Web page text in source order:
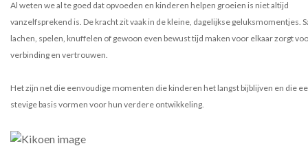
Al weten we al te goed dat opvoeden en kinderen helpen groeien is niet altijd
vanzelfsprekend is. De kracht zit vaak in de kleine, dagelijkse geluksmomentjes.
lachen, spelen, knuffelen of gewoon even bewust tijd maken voor elkaar zorgt
verbinding en vertrouwen.
Het zijn net die eenvoudige momenten die kinderen het langst bijblijven en die
stevige basis vormen voor hun verdere ontwikkeling.